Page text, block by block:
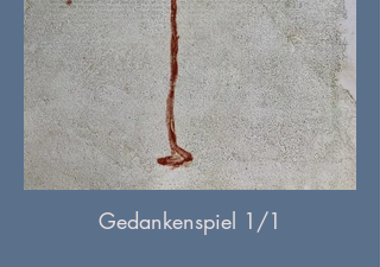
Gedankenspiel 1/1